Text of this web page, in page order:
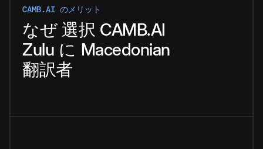
CAMB.AI のメリット
なぜ 選択 CAMB.AI
Zulu に Macedonian
翻訳者